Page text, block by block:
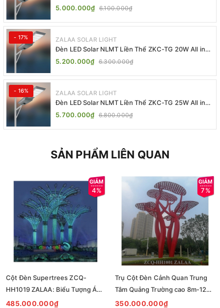
TG 20W 25W 30W All In One
5.000.000₫ 6.100.000₫
- 17% ZALAA SOLAR LIGHT
Đèn LED Solar NLMT Liền Thể ZKC-TG 20W All in
One | ZALAA Street Light
5.200.000₫ 6.300.000₫
- 16% ZALAA SOLAR LIGHT
Đèn LED Solar NLMT Liền Thể ZKC-TG 25W All in
One | ZALAA Street Light
5.700.000₫ 6.800.000₫
SẢN PHẨM LIÊN QUAN
4%
Cột Đèn Supertrees ZCQ-
HH1019 ZALAA: Biểu Tượng Ánh
Sáng Cho Đại Đô Thị
485.000.000₫
7%
Trụ Cột Đèn Cảnh Quan Trung
Tâm Quảng Trường cao 8m-12m
ZCQ-HH1001 ZALAA Fortune
350.000.000₫